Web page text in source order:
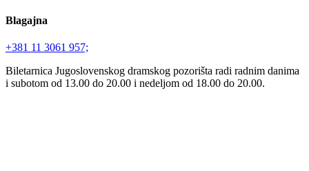
Blagajna
+381 11 3061 957;
Biletarnica Jugoslovenskog dramskog pozorišta radi radnim danima
i subotom od 13.00 do 20.00 i nedeljom od 18.00 do 20.00.